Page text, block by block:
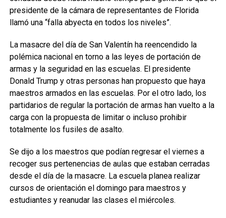
presidente de la cámara de representantes de Florida
llamó una “falla abyecta en todos los niveles”.
La masacre del día de San Valentín ha reencendido la
polémica nacional en torno a las leyes de portación de
armas y la seguridad en las escuelas. El presidente
Donald Trump y otras personas han propuesto que haya
maestros armados en las escuelas. Por el otro lado, los
partidarios de regular la portación de armas han vuelto a la
carga con la propuesta de limitar o incluso prohibir
totalmente los fusiles de asalto.
Se dijo a los maestros que podían regresar el viernes a
recoger sus pertenencias de aulas que estaban cerradas
desde el día de la masacre. La escuela planea realizar
cursos de orientación el domingo para maestros y
estudiantes y reanudar las clases el miércoles.